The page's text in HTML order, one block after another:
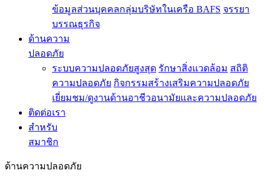
ข้อมูลส่วนบุคคลกลุ่มบริษัทในเครือ BAFS จรรยา
บรรณธุรกิจ
ด้านความ
ปลอดภัย
ระบบความปลอดภัยสูงสุด รักษาสิ่งแวดล้อม สถิติ
ความปลอดภัย กิจกรรมสร้างเสริมความปลอดภัย
เยี่ยมชม/ดูงานด้านอาชีวอนามัยและความปลอดภัย
ติดต่อเรา
สำหรับ
สมาชิก
ด้านความปลอดภัย